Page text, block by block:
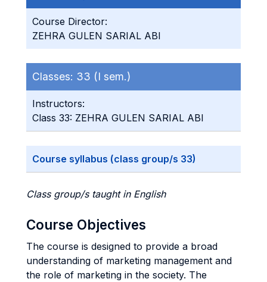
Course Director:
ZEHRA GULEN SARIAL ABI
Classes: 33 (I sem.)
Instructors:
Class 33: ZEHRA GULEN SARIAL ABI
Course syllabus (class group/s 33)
Class group/s taught in English
Course Objectives
The course is designed to provide a broad
understanding of marketing management and
the role of marketing in the society. The